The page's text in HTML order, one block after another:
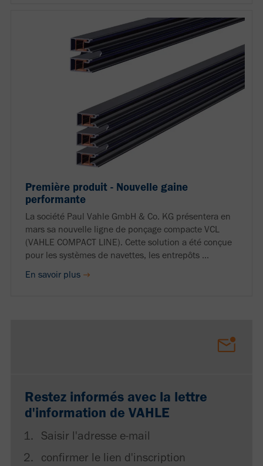
Première produit - Nouvelle gaine
performante
La société Paul Vahle GmbH & Co. KG présentera en
mars sa nouvelle ligne de ponçage compacte VCL
(VAHLE COMPACT LINE). Cette solution a été conçue
pour les systèmes de navettes, les entrepôts ...
En savoir plus
Restez informés avec la lettre
d'information de VAHLE
Saisir l'adresse e-mail
confirmer le lien d'inscription